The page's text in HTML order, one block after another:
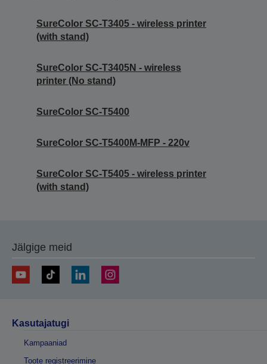
SureColor SC-T3405 - wireless printer
(with stand)
SureColor SC-T3405N - wireless
printer (No stand)
SureColor SC-T5400
SureColor SC-T5400M-MFP - 220v
SureColor SC-T5405 - wireless printer
(with stand)
Jälgige meid
Kasutajatugi
Kampaaniad
Toote registreerimine